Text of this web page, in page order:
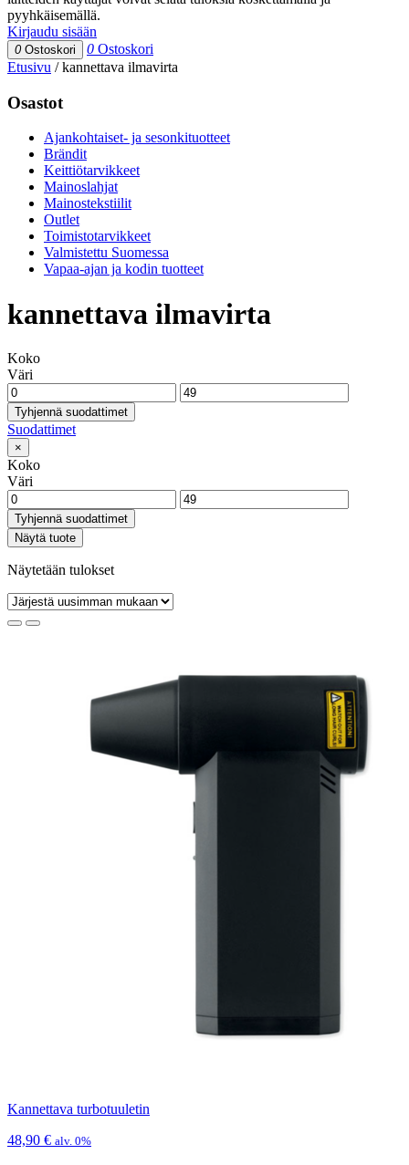
pyyhkäisemällä.
Kirjaudu sisään
0 Ostoskori 0 Ostoskori
Etusivu /kannettava ilmavirta
Osastot
Ajankohtaiset- ja sesonkituotteet
Brändit
Keittiötarvikkeet
Mainoslahjat
Mainostekstiilit
Outlet
Toimistotarvikkeet
Valmistettu Suomessa
Vapaa-ajan ja kodin tuotteet
kannettava ilmavirta
Koko
Väri
Tyhjennä suodattimet
Suodattimet
×
Koko
Väri
Tyhjennä suodattimet
Näytä tuote
Näytetään tulokset
Kannettava turbotuuletin
48,90 € alv. 0%